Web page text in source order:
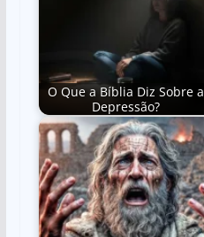
O Que a Bíblia Diz Sobre a
Depressão?